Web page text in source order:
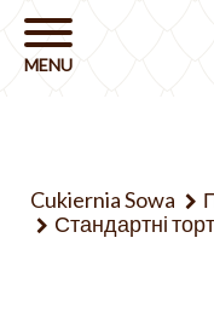
Cukiernia Sowa
Стандартні